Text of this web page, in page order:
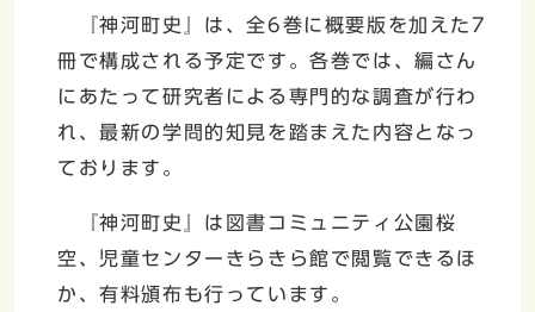
『神河町史』は、全6巻に概要版を加えた7
冊で構成される予定です。各巻では、編さん
にあたって研究者による専門的な調査が行わ
れ、最新の学問的知見を踏まえた内容となっ
ております。
『神河町史』は図書コミュニティ公園桜
空、児童センターきらきら館で閲覧できるほ
か、有料頒布も行っています。